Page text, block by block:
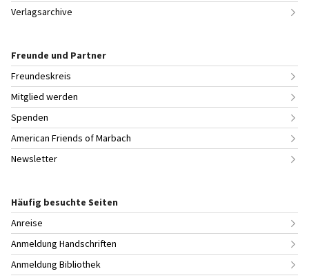
Verlagsarchive
Freunde und Partner
Freundeskreis
Mitglied werden
Spenden
American Friends of Marbach
Newsletter
Häufig besuchte Seiten
Anreise
Anmeldung Handschriften
Anmeldung Bibliothek